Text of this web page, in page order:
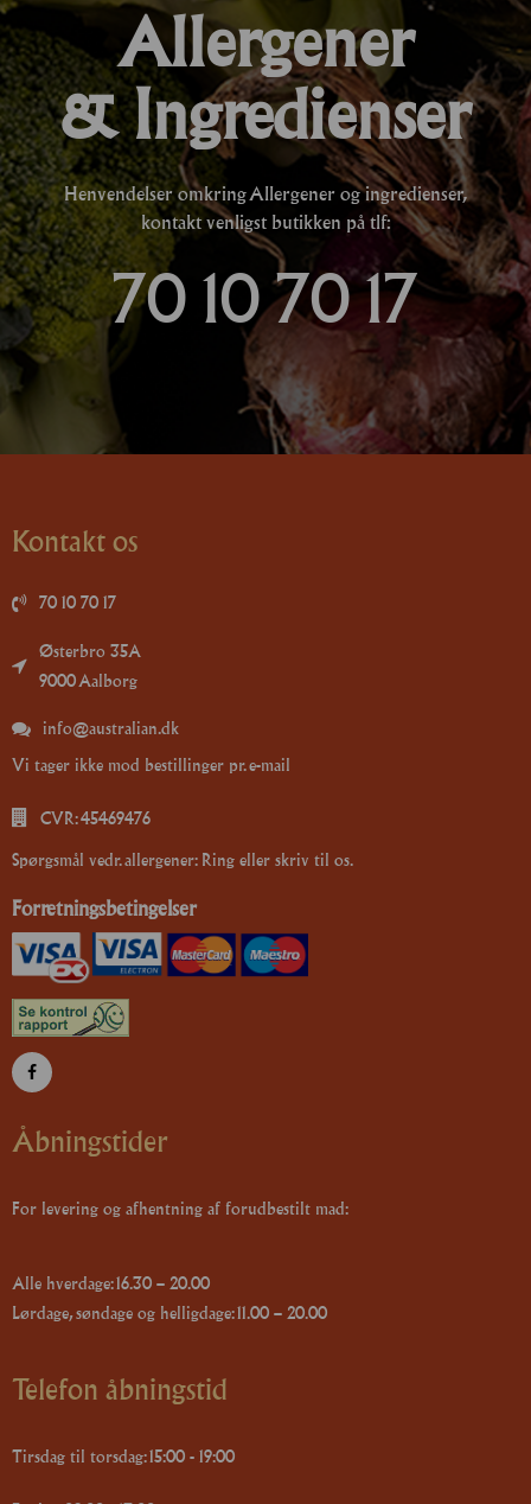
Allergener
& Ingredienser
Henvendelser omkring Allergener og ingredienser,
kontakt venligst butikken på tlf:
70 10 70 17
Kontakt os
70 10 70 17
Østerbro 35A
9000 Aalborg
info@australian.dk
Vi tager ikke mod bestillinger pr. e-mail
CVR: 45469476
Spørgsmål vedr. allergener: Ring eller skriv til os.
Forretningsbetingelser
Åbningstider
For levering og afhentning af forudbestilt mad:
Alle hverdage: 16.30 – 20.00
Lørdage, søndage og helligdage: 11.00 – 20.00
Telefon åbningstid
Tirsdag til torsdag: 15:00 - 19:00